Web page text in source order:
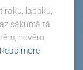
labāku,
sākumā tā
novēro,
Read more